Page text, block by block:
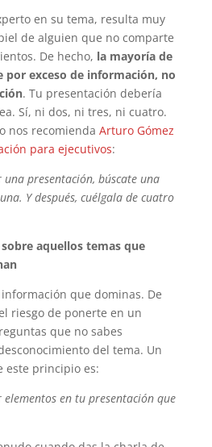
en su tema, resulta muy
de alguien que no comparte
De hecho, la mayoría de
por exceso de información, no
. Tu presentación debería
Sí, ni dos, ni tres, ni cuatro.
nos recomienda Arturo Gómez
para ejecutivos:
una presentación, búscate una
Y después, cuélgala de cuatro
aquellos temas que
que dominas. De
riesgo de ponerte en un
que no sabes
del tema. Un
este principio es:
en tu presentación que